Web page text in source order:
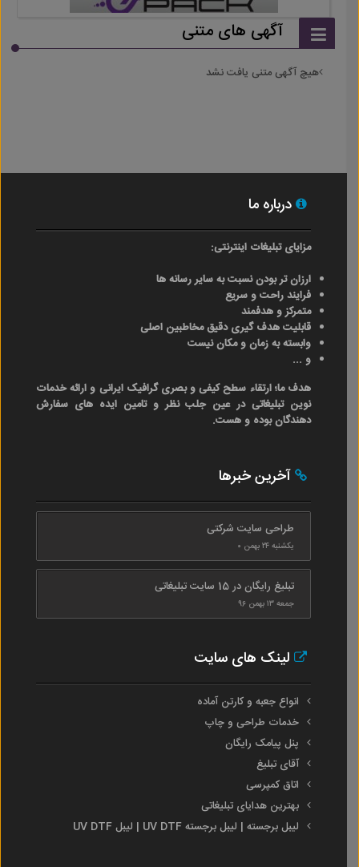
آگهی های متنی
هیچ آگهی متنی یافت نشد
درباره ما
مزایای تبلیغات اینترنتی:
ارزان تر بودن نسبت به سایر رسانه ها
فرایند راحت و سریع
متمرکز و هدفمند
قابلیت هدف گیری دقیق مخاطبین اصلی
وابسته به زمان و مکان نیست
و ...
هدف ما؛ ارتقاء سطح کیفی و بصری گرافیک ایرانی و ارائه خدمات
نوین تبلیغاتی در عین جلب نظر و تامین ایده های سفارش
دهندگان بوده و هست.
آخرین خبرها
طراحی سایت شرکتی
یکشنبه ۲۴ بهمن ۰
تبلیغ رایگان در 15 سایت تبلیغاتی
جمعه ۱۳ بهمن ۹۶
لینک های سایت
انواع جعبه و کارتن آماده
خدمات طراحی و چاپ
پنل پیامک رایگان
آقای تبلیغ
اتاق کمپرسی
بهترین هدایای تبلیغاتی
لیبل برجسته | لیبل برجسته UV DTF | لیبل UV DTF